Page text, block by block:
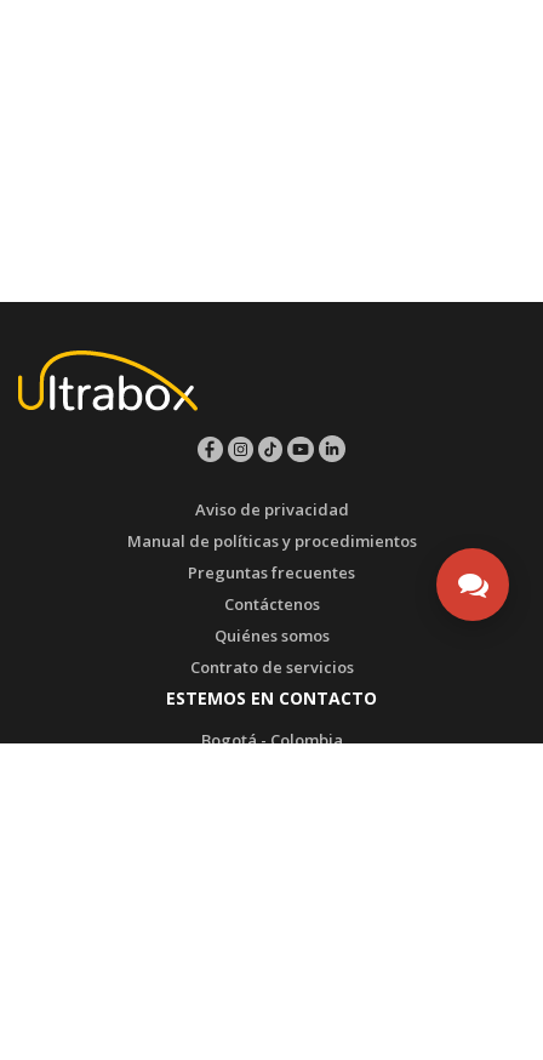
Aviso de privacidad
Manual de políticas y procedimientos
Preguntas frecuentes
Contáctenos
Quiénes somos
Contrato de servicios
ESTEMOS EN CONTACTO
Bogotá - Colombia